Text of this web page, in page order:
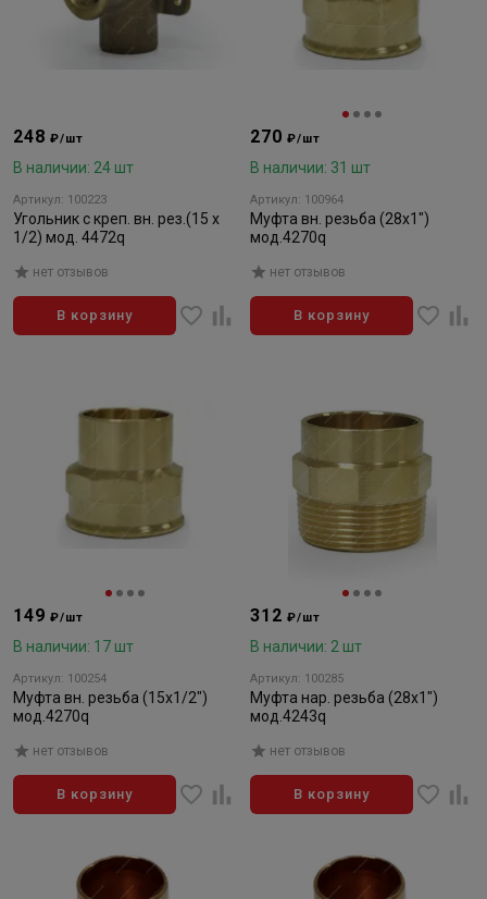
248₽/шт
В наличии: 24 шт
Артикул: 100223
Угольник с креп. вн. рез.(15 x
1/2) мод. 4472q
нет отзывов
В корзину
270₽/шт
В наличии: 31 шт
Артикул: 100964
Муфта вн. резьба (28х1")
мод.4270q
нет отзывов
В корзину
149₽/шт
В наличии: 17 шт
Артикул: 100254
Муфта вн. резьба (15х1/2")
мод.4270q
нет отзывов
В корзину
312₽/шт
В наличии: 2 шт
Артикул: 100285
Муфта нар. резьба (28х1")
мод.4243q
нет отзывов
В корзину